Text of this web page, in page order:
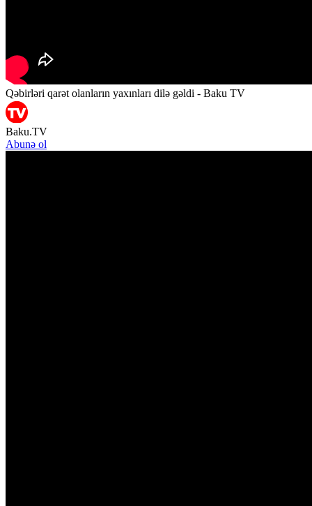
Qəbirləri qarət olanların yaxınları dilə gəldi - Baku TV
Baku.TV
Abunə ol